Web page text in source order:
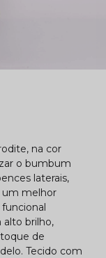
na cor
o bumbum
laterais,
um melhor
alto brilho,
de
Tecido com